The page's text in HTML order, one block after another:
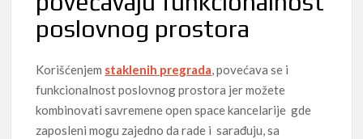
poslovnog prostora
Korišćenjem staklenih pregrada, povećava se i
funkcionalnost poslovnog prostora jer možete
kombinovati savremene open space kancelarije gde
zaposleni mogu zajedno da rade i sarađuju, sa